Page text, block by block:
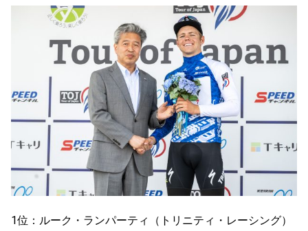
1位：ルーク・ランパーティ（トリニティ・レーシング）